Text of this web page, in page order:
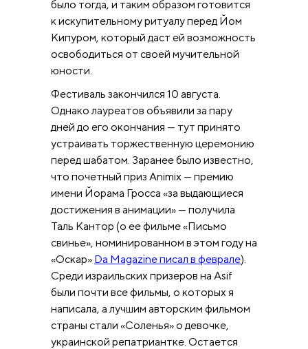
было тогда, и таким образом готовится
к искупительному ритуалу перед Йом
Кипуром, который даст ей возможность
освободиться от своей мучительной
юности.
Фестиваль закончился 10 августа.
Однако лауреатов объявили за пару
дней до его окончания — тут принято
устраивать торжественную церемонию
перед шабатом. Заранее было известно,
что почетный приз Animix — премию
имени Йорама Гросса «за выдающиеся
достижения в анимации» — получила
Таль Кантор (о ее фильме «Письмо
свинье», номинированном в этом году на
«Оскар» Da Magazine писал в феврале).
Среди израильских призеров на Asif
были почти все фильмы, о которых я
написала, а лучшим авторским фильмом
страны стали «Соленья» о девочке,
украинской репатриантке. Остается